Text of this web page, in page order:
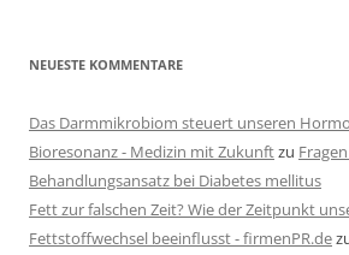
NEUESTE KOMMENTARE
Das Darmmikrobiom steuert unseren
Bioresonanz - Medizin mit Zukunftzu
Behandlungsansatz bei Diabetes mellitus
Fett zur falschen Zeit? Wie der Zeitpunkt
Fettstoffwechsel beeinflusst - firmenPR.de